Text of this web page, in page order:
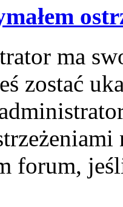
ma
zostać
forum,